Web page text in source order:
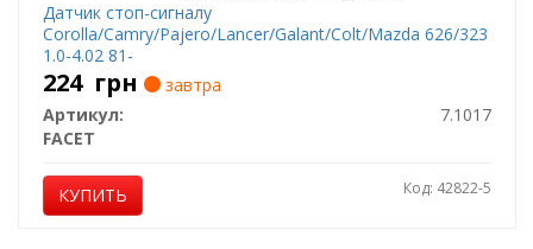
Датчик стоп-сигналу
Corolla/Camry/Pajero/Lancer/Galant/Colt/Mazda 626/323
1.0-4.02 81-
224 грн
завтра
Артикул:
7.1017
FACET
КУПИТЬ Код: 42822-5